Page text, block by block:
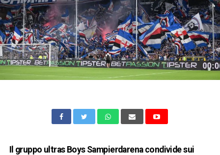
Il gruppo ultras Boys Sampierdarena condivide sui